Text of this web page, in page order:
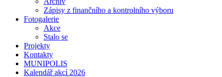
Zápisy z finančního a kontrolního výboru
Fotogalerie
Akce
Stalo se
Projekty
Kontakty
MUNIPOLIS
Kalendář akcí 2026